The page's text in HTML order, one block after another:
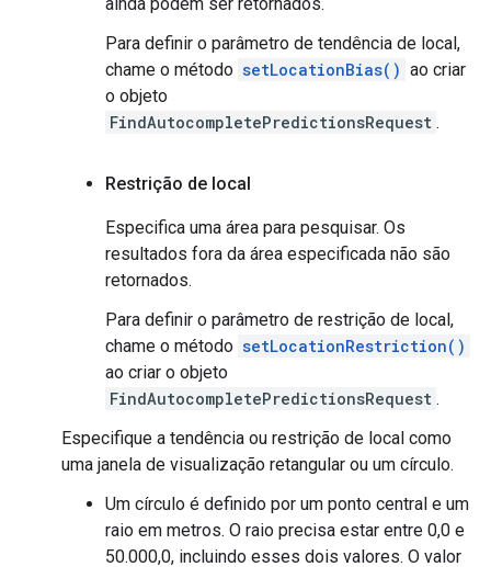
Para definir o parâmetro de tendência de local,
chame o método setLocationBias() ao criar
o objeto
FindAutocompletePredictionsRequest .
Restrição de local
Especifica uma área para pesquisar. Os
resultados fora da área especificada não são
retornados.
Para definir o parâmetro de restrição de local,
chame o método setLocationRestriction()
ao criar o objeto
FindAutocompletePredictionsRequest .
Especifique a tendência ou restrição de local como
uma janela de visualização retangular ou um círculo.
Um círculo é definido por um ponto central e um
raio em metros. O raio precisa estar entre 0,0 e
50.000,0, incluindo esses dois valores. O valor